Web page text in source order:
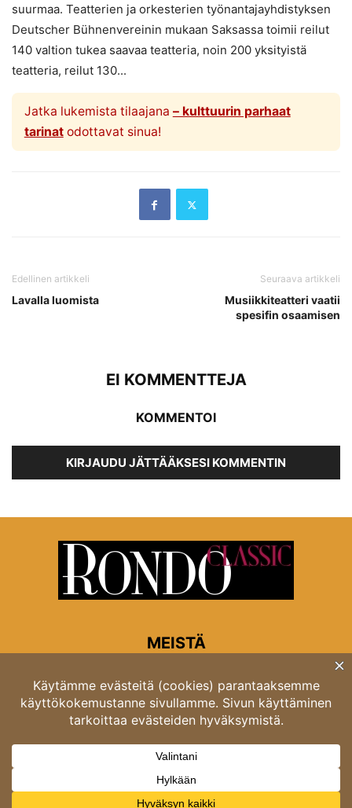
suurmaa. Teatterien ja orkesterien työnantajayhdistyksen
Deutscher Bühnenvereinin mukaan Saksassa toimii reilut
140 valtion tukea saavaa teatteria, noin 200 yksityistä
teatteria, reilut 130...
Jatka lukemista tilaajana – kulttuurin parhaat
tarinatodottavat sinua!
Edellinen artikkeli
Lavalla luomista
Seuraava artikkeli
Musiikkiteatteri vaatii
spesifin osaamisen
EI KOMMENTTEJA
KOMMENTOI
KIRJAUDU JÄTTÄÄKSESI KOMMENTIN
MEISTÄ
Rondon toimitus
Opastinsilta 6A 00520 Helsinki
Asiakaspalvelu: puh. 03 4246 5318
asiakaspalvelu@rondo.fi
Ota meihin yhteyttä:toimitus@rondo.fi